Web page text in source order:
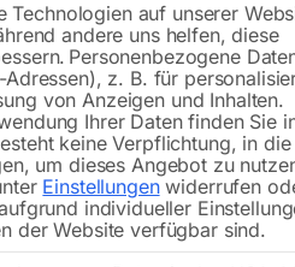
auf unserer
andere uns helfen, diese
Personenbezogene
z. B. für
von Anzeigen und Inhalten.
Ihrer Daten finden Sie
keine Verpflichtung, in die
um dieses Angebot zu
Einstellungenwiderrufen
individueller
der Website verfügbar sind.